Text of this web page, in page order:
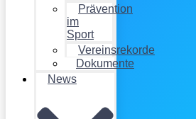
Prävention
im
Sport
Vereinsrekorde
Dokumente
News